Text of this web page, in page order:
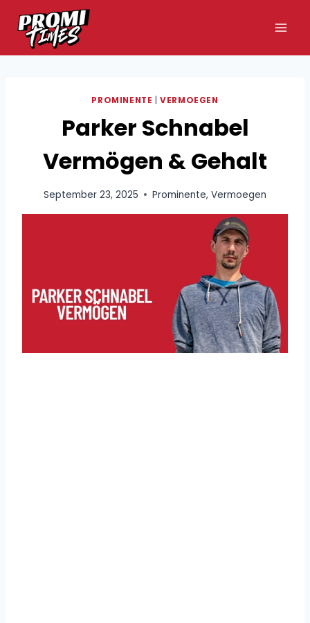
Inhalt
springen
PROMINENTE |VERMOEGEN
Parker Schnabel
Vermögen & Gehalt
September 23, 2025 Prominente, Vermoegen